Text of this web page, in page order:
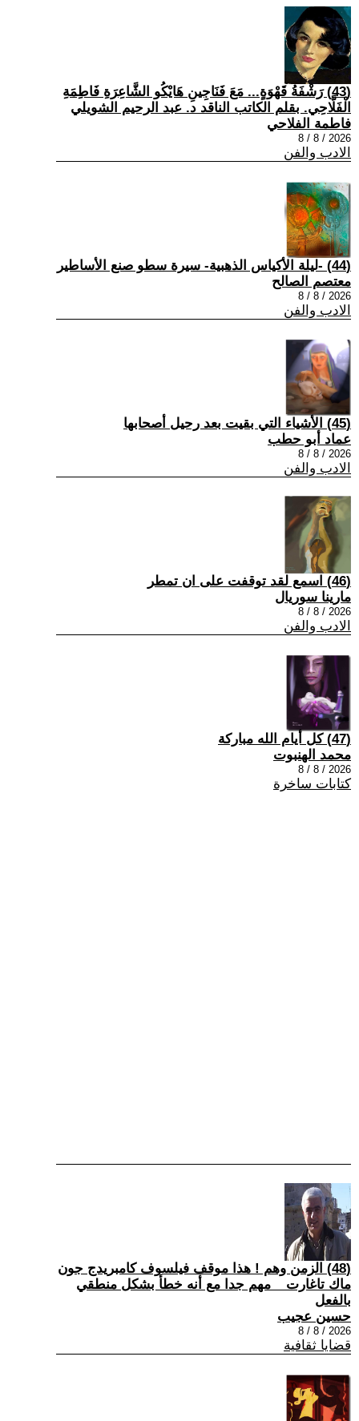
(43) رَشْفَةُ قَهْوَةٍ... مَعَ فَنَاجِينِ هَايْكُو الشَّاعِرَةِ فَاطِمَةِ
الْفَلَّاحِي. بقلم الكاتب الناقد د. عبد الرحيم الشويلي
فاطمة الفلاحي
2026 / 8 / 8
الادب والفن
(44) -ليلة الأكياس الذهبية- سيرة سطو صنع الأساطير
معتصم الصالح
2026 / 8 / 8
الادب والفن
(45) الأشياء التي بقيت بعد رحيل أصحابها
عماد أبو حطب
2026 / 8 / 8
الادب والفن
(46) اسمع لقد توقفت على ان تمطر
مارينا سوريال
2026 / 8 / 8
الادب والفن
(47) كل أيام الله مباركة
محمد الهنبوت
2026 / 8 / 8
كتابات ساخرة
(48) الزمن وهم ! هذا موقف فيلسوف كامبريدج جون
ماك تاغارت _ مهم جدا مع أنه خطأ بشكل منطقي
بالفعل
حسين عجيب
2026 / 8 / 8
قضايا ثقافية